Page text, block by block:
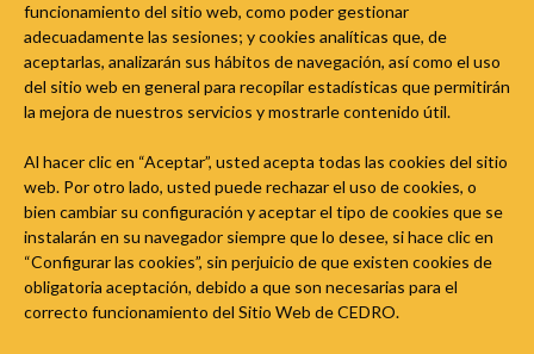
Calquera obra susceptible de ser vista ou oída con ocasión
de informacións sobre acontecementos da actualidade pode
ser reproducida, distribuída e comunicada publicamente,
aínda que só na medida en que o xustifique a devandita
More
funcionamiento del sitio web, como poder gestionar
adecuadamente las sesiones; y cookies analíticas que, de
aceptarlas, analizarán sus hábitos de navegación, así como el uso
del sitio web en general para recopilar estadísticas que permitirán
la mejora de nuestros servicios y mostrarle contenido útil.
Al hacer clic en “Aceptar”, usted acepta todas las cookies del sitio
web. Por otro lado, usted puede rechazar el uso de cookies, o
bien cambiar su configuración y aceptar el tipo de cookies que se
instalarán en su navegador siempre que lo desee, si hace clic en
“Configurar las cookies”, sin perjuicio de que existen cookies de
obligatoria aceptación, debido a que son necesarias para el
correcto funcionamiento del Sitio Web de CEDRO.